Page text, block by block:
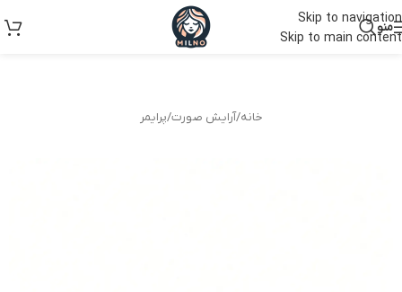
Skip to navigation
Skip to main content
منو
خانه/آرایش صورت/پرایمر